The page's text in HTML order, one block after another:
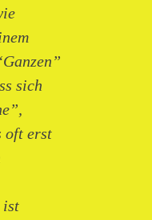
sich
oft erst
ist